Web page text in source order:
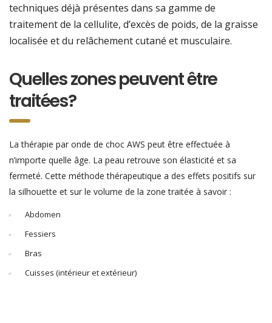
techniques déjà présentes dans sa gamme de
traitement de la cellulite, d’excès de poids, de la graisse
localisée et du relâchement cutané et musculaire.
Quelles zones peuvent être
traitées?
La thérapie par onde de choc AWS peut être effectuée à
n’importe quelle âge. La peau retrouve son élasticité et sa
fermeté. Cette méthode thérapeutique a des effets positifs sur
la silhouette et sur le volume de la zone traitée à savoir :
Abdomen
Fessiers
Bras
Cuisses (intérieur et extérieur)